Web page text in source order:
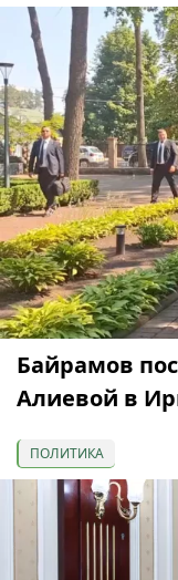
Байрамов
Алиевой в
ПОЛИТИКА